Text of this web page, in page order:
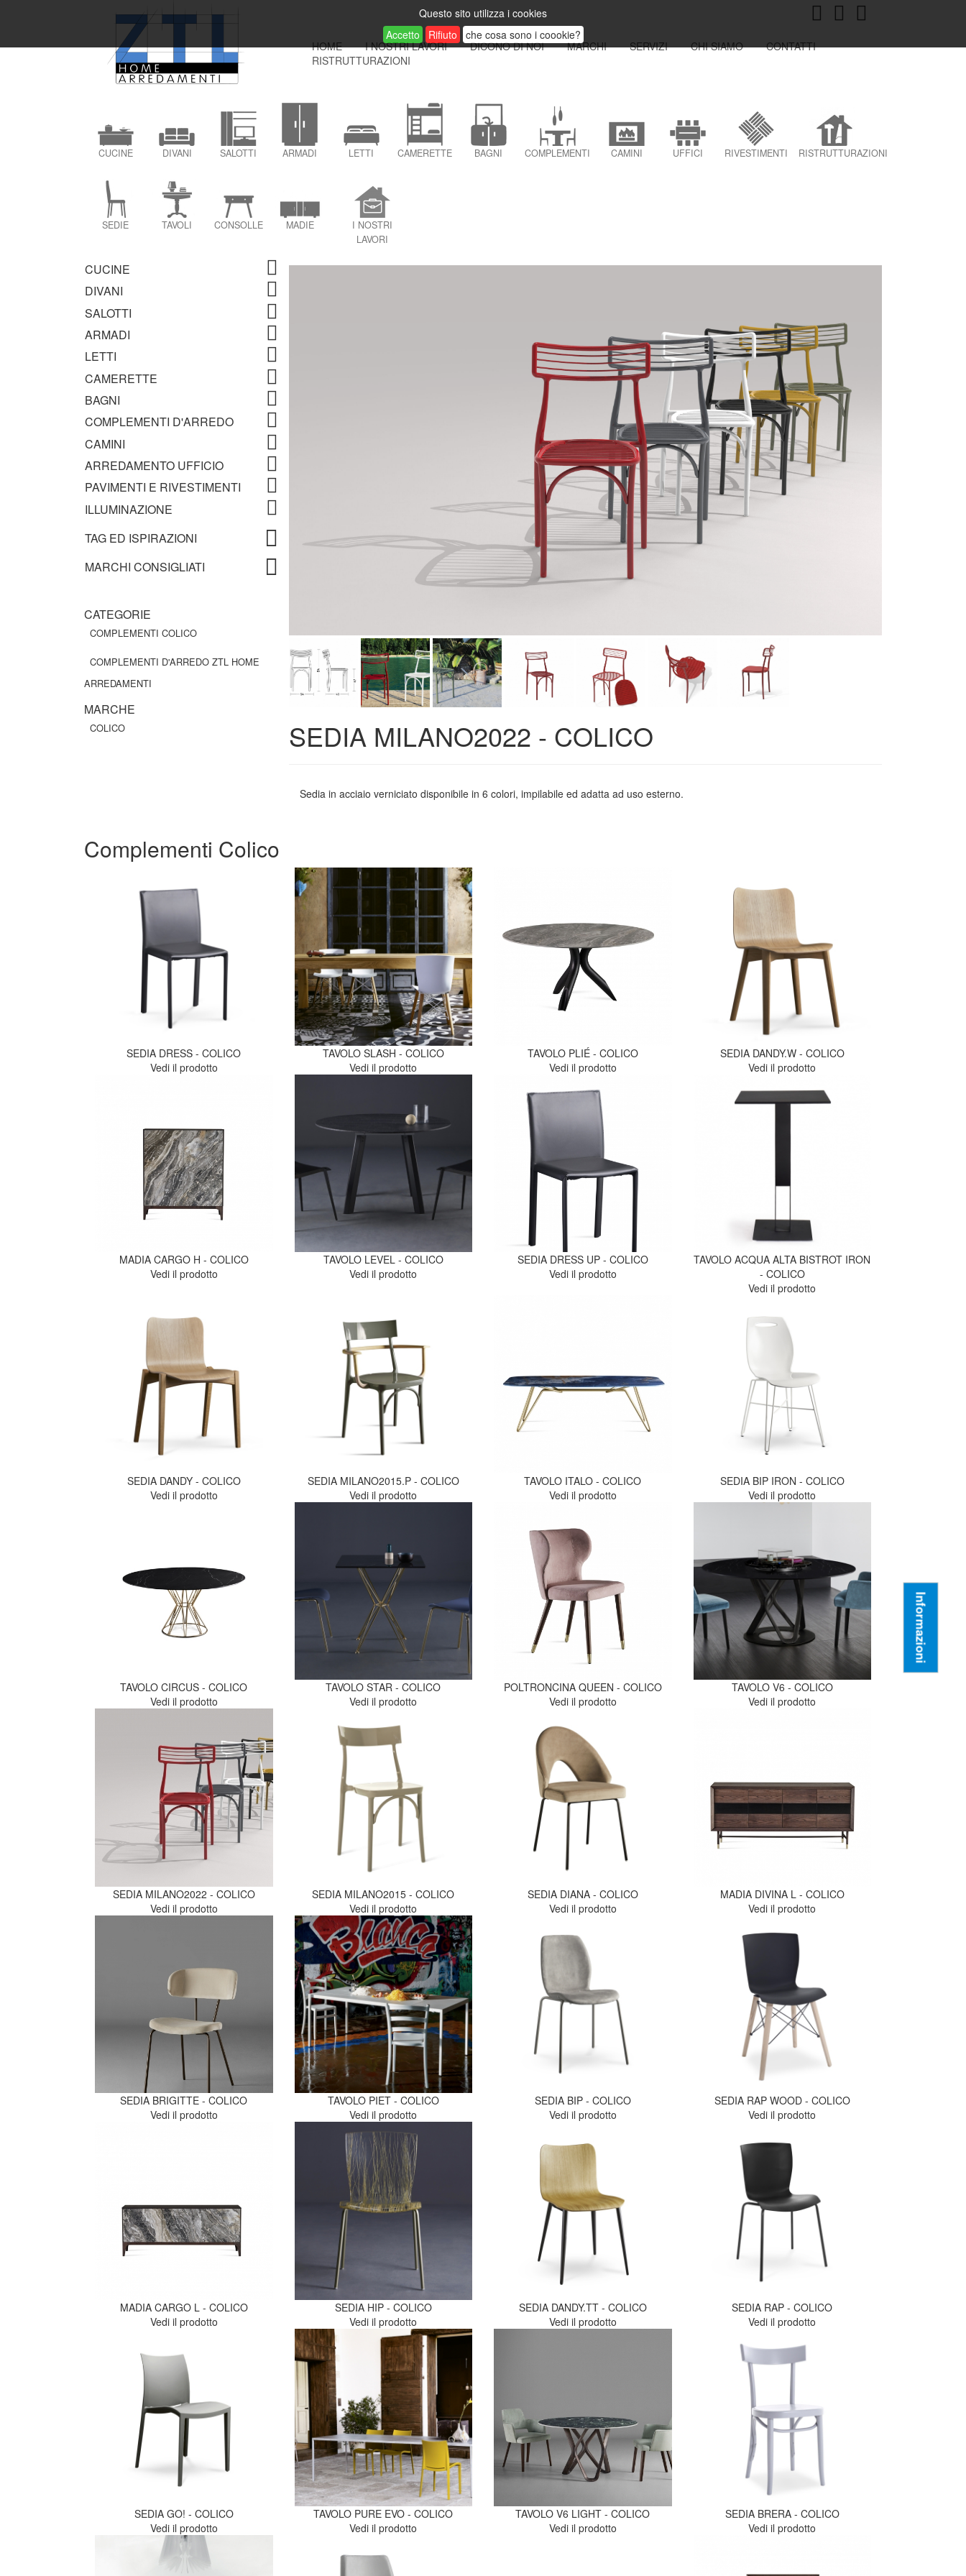
Questo sito utilizza i cookies
Accetto
Rifiuto che cosa sono i coookie?
Informazioni
HOME I NOSTRI LAVORI DICONO DI NOI MARCHI SERVIZI CHI SIAMO
CONTATTI
RISTRUTTURAZIONI
CUCINE DIVANI SALOTTI ARMADI LETTI CAMERETTE BAGNI COMPLEMENTI CAMINI UFFICI RIVESTIMENTI RISTRUTTURAZIONI
SEDIE TAVOLI CONSOLLE MADIE
I NOSTRI
LAVORI
CUCINE
DIVANI
SALOTTI
ARMADI
LETTI
CAMERETTE
BAGNI
COMPLEMENTI D'ARREDO
CAMINI
ARREDAMENTO UFFICIO
PAVIMENTI E RIVESTIMENTI
ILLUMINAZIONE
TAG ED ISPIRAZIONI
MARCHI CONSIGLIATI
CATEGORIE
COMPLEMENTI COLICO
COMPLEMENTI D'ARREDO ZTL HOME
ARREDAMENTI
MARCHE
COLICO SEDIA MILANO2022 - COLICO
Sedia in acciaio verniciato disponibile in 6 colori, impilabile ed adatta ad uso esterno.
Complementi Colico
SEDIA DRESS - COLICO
Vedi il prodotto
TAVOLO SLASH - COLICO
Vedi il prodotto
TAVOLO PLIÉ - COLICO
Vedi il prodotto
SEDIA DANDY.W - COLICO
Vedi il prodotto
MADIA CARGO H - COLICO
Vedi il prodotto
TAVOLO LEVEL - COLICO
Vedi il prodotto
SEDIA DRESS UP - COLICO
Vedi il prodotto
TAVOLO ACQUA ALTA BISTROT IRON
- COLICO
Vedi il prodotto
SEDIA DANDY - COLICO
Vedi il prodotto
SEDIA MILANO2015.P - COLICO
Vedi il prodotto
TAVOLO ITALO - COLICO
Vedi il prodotto
SEDIA BIP IRON - COLICO
Vedi il prodotto
TAVOLO CIRCUS - COLICO
Vedi il prodotto
TAVOLO STAR - COLICO
Vedi il prodotto
POLTRONCINA QUEEN - COLICO
Vedi il prodotto
TAVOLO V6 - COLICO
Vedi il prodotto
SEDIA MILANO2022 - COLICO
Vedi il prodotto
SEDIA MILANO2015 - COLICO
Vedi il prodotto
SEDIA DIANA - COLICO
Vedi il prodotto
MADIA DIVINA L - COLICO
Vedi il prodotto
SEDIA BRIGITTE - COLICO
Vedi il prodotto
TAVOLO PIET - COLICO
Vedi il prodotto
SEDIA BIP - COLICO
Vedi il prodotto
SEDIA RAP WOOD - COLICO
Vedi il prodotto
MADIA CARGO L - COLICO
Vedi il prodotto
SEDIA HIP - COLICO
Vedi il prodotto
SEDIA DANDY.TT - COLICO
Vedi il prodotto
SEDIA RAP - COLICO
Vedi il prodotto
SEDIA GO! - COLICO
Vedi il prodotto
TAVOLO PURE EVO - COLICO
Vedi il prodotto
TAVOLO V6 LIGHT - COLICO
Vedi il prodotto
SEDIA BRERA - COLICO
Vedi il prodotto